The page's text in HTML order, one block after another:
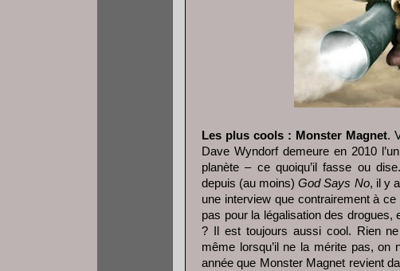
Les plus cools : Monster Magnet.
Dave Wyndorf demeure en 2010
planète – ce quoiqu’il fasse ou
depuis (au moins)God Says No, il y
une interview que contrairement à
pas pour la légalisation des drogues,
? Il est toujours aussi cool. Rien
même lorsqu’il ne la mérite pas,
année que Monster Magnet revient